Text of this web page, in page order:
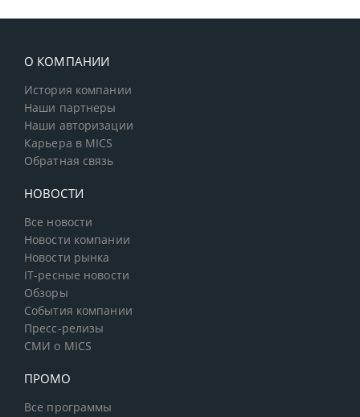
О КОМПАНИИ
История компании
Наши партнеры
Наши авторизации
Карьера в MICS
Обратная связь
НОВОСТИ
Все новости
Новости компании
Новости рынка
IT-ресные новости
Обзоры
События компании
Пресс-релизы
СМИ о MICS
ПРОМО
Все программы